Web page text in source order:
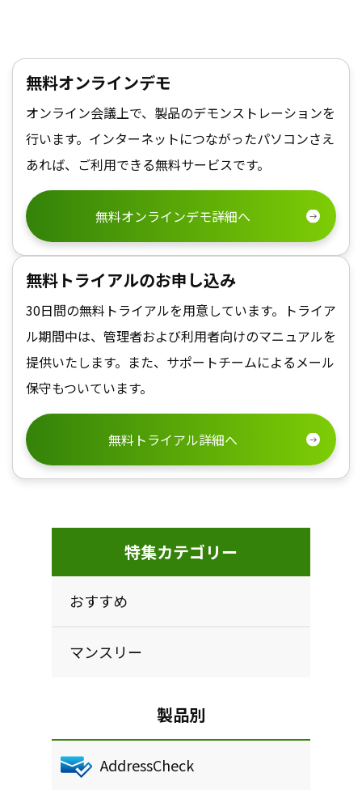
無料オンラインデモ
オンライン会議上で、製品のデモンストレーションを
行います。インターネットにつながったパソコンさえ
あれば、ご利用できる無料サービスです。
無料オンラインデモ詳細へ
無料トライアルのお申し込み
30日間の無料トライアルを用意しています。トライア
ル期間中は、管理者および利用者向けのマニュアルを
提供いたします。また、サポートチームによるメール
保守もついています。
無料トライアル詳細へ
特集カテゴリー
おすすめ
マンスリー
製品別
AddressCheck